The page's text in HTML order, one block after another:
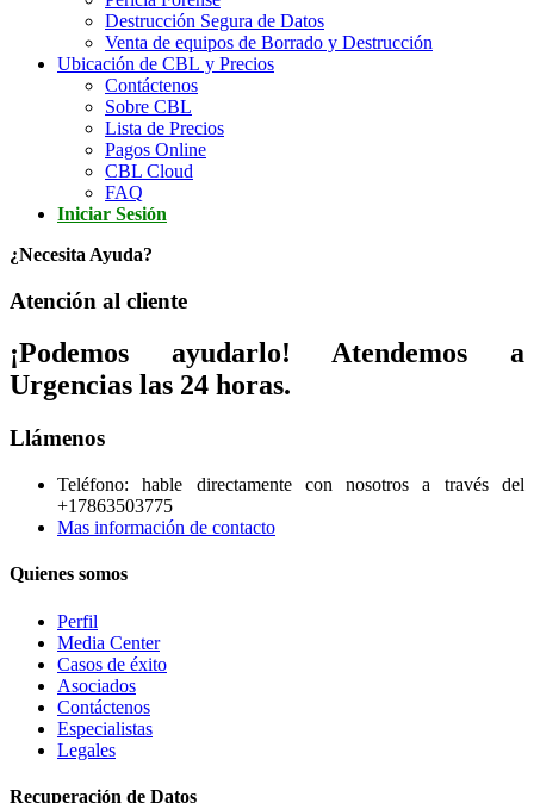
Destrucción Segura de Datos
Venta de equipos de Borrado y Destrucción
Ubicación de CBL y Precios
Contáctenos
Sobre CBL
Lista de Precios
Pagos Online
CBL Cloud
FAQ
Iniciar Sesión
¿Necesita Ayuda?
Atención al cliente
¡Podemos ayudarlo! Atendemos a
Urgencias las 24 horas.
Llámenos
Teléfono: hable directamente con nosotros a través del
+17863503775
Mas información de contacto
Quienes somos
Perfil
Media Center
Casos de éxito
Asociados
Contáctenos
Especialistas
Legales
Recuperación de Datos